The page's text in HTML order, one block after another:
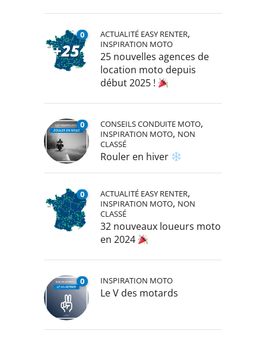
0 ACTUALITÉ EASY RENTER,
INSPIRATION MOTO
25 nouvelles agences de
location moto depuis
début 2025 !
0 CONSEILS CONDUITE MOTO,
INSPIRATION MOTO, NON
CLASSÉ
Rouler en hiver
0 ACTUALITÉ EASY RENTER,
INSPIRATION MOTO, NON
CLASSÉ
32 nouveaux loueurs moto
en 2024
0 INSPIRATION MOTO
Le V des motards